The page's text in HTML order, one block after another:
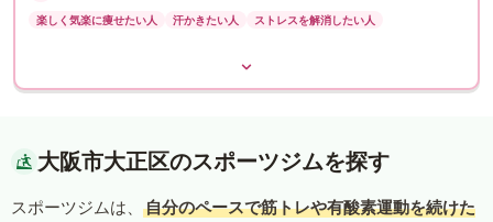
楽しく気楽に痩せたい人 汗かきたい人 ストレスを解消したい人
大阪市大正区のスポーツジムを探す
スポーツジムは、
自分のペースで筋トレや有酸素運動を続けた